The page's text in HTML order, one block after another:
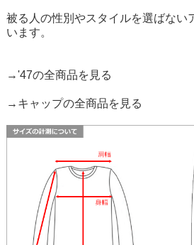
被る人の性別やスタイルを選ばない
います。
→'47の全商品を見る
→キャップの全商品を見る